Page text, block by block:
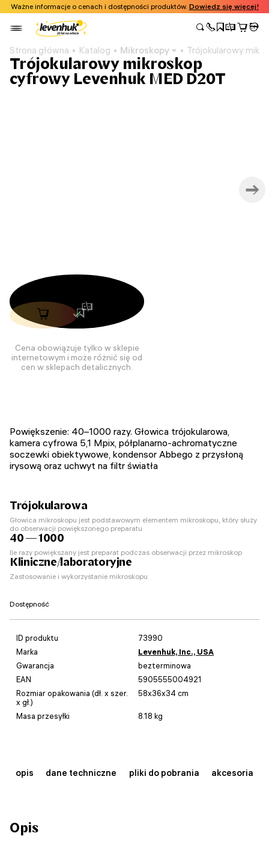
Ważne informacje o cenach i dostępności produktów. Dowiedz się więcej!
Strona główna Katalog Mikroskopy Trójokularowy
Trójokularowy mikroskop
cyfrowy Levenhuk MED D20T
Cena obowiązuje tylko w sklepie
internetowym i może różnić się od
cen w sklepach detalicznych.
Powiększenie: 40–1000 razy. Głowica trójokularowa,
kamera cyfrowa 5,1 Mpix, półplanarno-achromatyczne
soczewki obiektywowe, kondensor Abbego z przysłoną
irysową oraz uchwyt na filtr światła
Trójokularowa
Głowica mikroskopu jest podstawowym elementem mikroskopu, który służy
do obserwacji powiększonego preparatu
40 — 1000
Ile razy powiększany jest preparat podczas obserwacji przez mikroskop
Kliniczne/laboratoryjne
Zastosowanie i wykorzystanie mikroskopu
Dostępność
ID produktu
73990
Marka
Levenhuk, Inc., USA
Gwarancja
bezterminowa
EAN
5905555004921
Rozmiar opakowania (dł. x szer.
x gł.)
58x36x34 cm
Masa przesyłki 8.18 kg
opis dane techniczne pliki do pobrania akcesoria
Opis